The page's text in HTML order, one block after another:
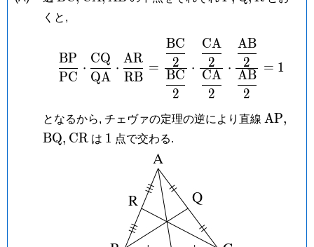
くと,
PC
BP
⋅
QA
CQ
⋅
RB
AR
=
2
BC
2
BC
⋅
2
CA
2
CA
⋅
2
AB
2
AB
= 1
となるから, チェヴァの定理の逆により直線 AP,
BQ, \mathrm{CR}
CR は 1
1 点で交わる.